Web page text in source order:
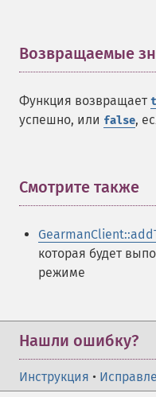
Возвращаемые
Функция возвращает
успешно, или false,
Смотрите также
которая будет
режиме
Нашли ошибку?
Инструкция •